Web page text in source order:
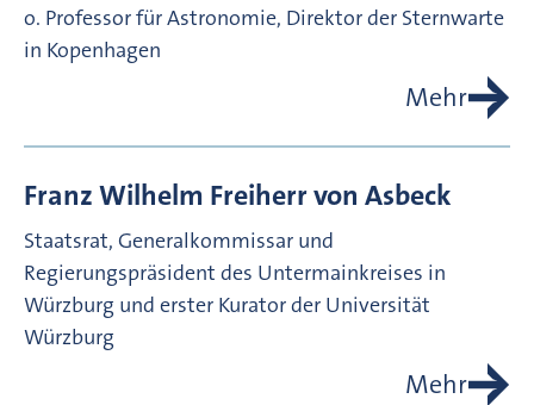
o. Professor für Astronomie, Direktor der Sternwarte
in Kopenhagen
Mehr
Franz Wilhelm Freiherr von Asbeck
Staatsrat, Generalkommissar und
Regierungspräsident des Untermainkreises in
Würzburg und erster Kurator der Universität
Würzburg
Mehr